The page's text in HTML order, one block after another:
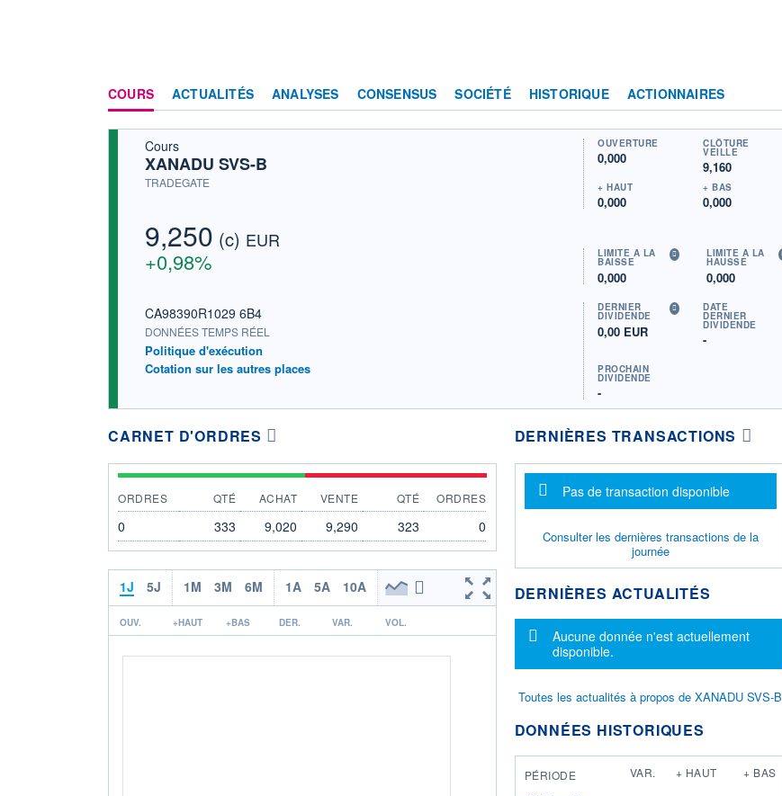
COURS ACTUALITÉS ANALYSES CONSENSUS SOCIÉTÉ HISTORIQUE ACTIONNAIRES
Cours
XANADU SVS-B
TRADEGATE
9,250 (c) EUR
+0,98%
CA98390R1029 6B4
DONNÉES TEMPS RÉEL
Politique d'exécution
Cotation sur les autres places
OUVERTURE
0,000
CLÔTURE
VEILLE
9,160
+ HAUT
0,000
+ BAS
0,000
LIMITE À LA
BAISSE
0,000
LIMITE À LA
HAUSSE
0,000
DERNIER
DIVIDENDE
0,00 EUR
DATE
DERNIER
DIVIDENDE
-
PROCHAIN
DIVIDENDE
-
CARNET D'ORDRES
ORDRES QTÉ ACHAT VENTE QTÉ ORDRES
0 333 9,020 9,290 323 0
1J 5J 1M 3M 6M 1A 5A 10A
OUV. +HAUT +BAS DER. VAR. VOL.
DERNIÈRES TRANSACTIONS
Message d'information
Pas de transaction disponible
Consulter les dernières transactions de la
journée
DERNIÈRES ACTUALITÉS
Message d'information
Aucune donnée n'est actuellement
disponible.
Toutes les actualités à propos de XANADU SVS-B
DONNÉES HISTORIQUES
PÉRIODE VAR. + HAUT + BAS